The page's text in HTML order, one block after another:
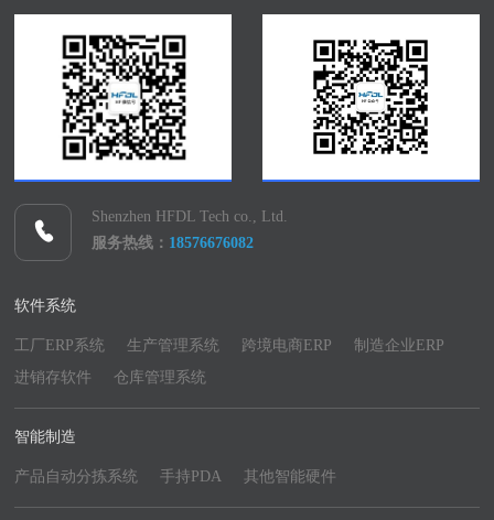
Shenzhen HFDL Tech co., Ltd.
服务热线： 18576676082
软件系统
工厂ERP系统 生产管理系统 跨境电商ERP
制造企业ERP
进销存软件
仓库管理系统
智能制造
产品自动分拣系统 手持PDA 其他智能硬件